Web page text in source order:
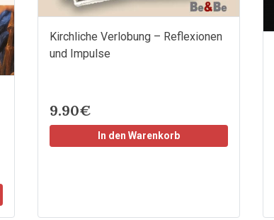
Kirchliche Verlobung – Reflexionen
und Impulse
9.90€
In den Warenkorb